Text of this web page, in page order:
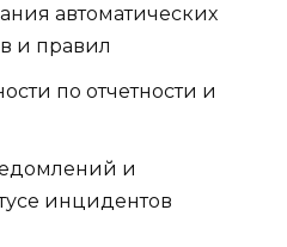
автоматических
и правил
по отчетности и
и
инцидентов